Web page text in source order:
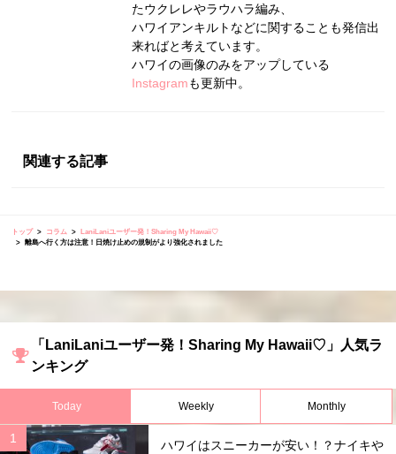
たウクレレやラウハラ編み、
ハワイアンキルトなどに関することも発信出
来ればと考えています。
ハワイの画像のみをアップしている
Instagramも更新中。
関連する記事
トップ コラム
LaniLaniユーザー発！Sharing My Hawaii♡
離島へ行く方は注意！日焼け止めの規制がより強化されました
「LaniLaniユーザー発！Sharing My Hawaii♡」人気ラ
ンキング
Today Weekly Monthly
ハワイはスニーカーが安い！？ナイキや